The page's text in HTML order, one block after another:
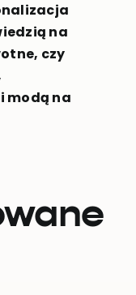
na
czy
modą na